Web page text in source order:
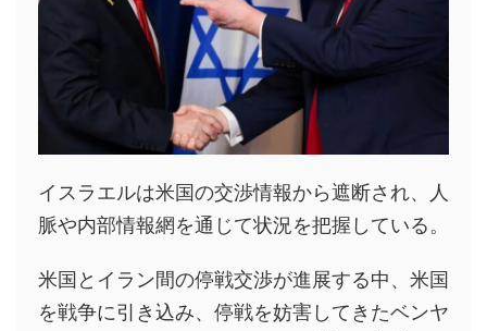
イスラエルは米国の交渉情報から遮断され、人
脈や内部情報網を通じて状況を把握している。
米国とイラン間の停戦交渉が進展する中、米国
を戦争に引き込み、停戦を妨害してきたベンヤ